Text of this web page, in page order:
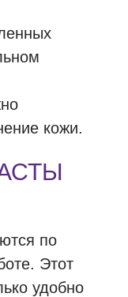
кожи.
по
Этот
удобно